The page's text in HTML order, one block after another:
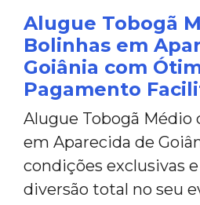
Alugue Tobogã
Bolinhas em
Goiânia com
Pagamento
Alugue Tobogã Médio
em Aparecida de
condições exclusivas
diversão total no seu